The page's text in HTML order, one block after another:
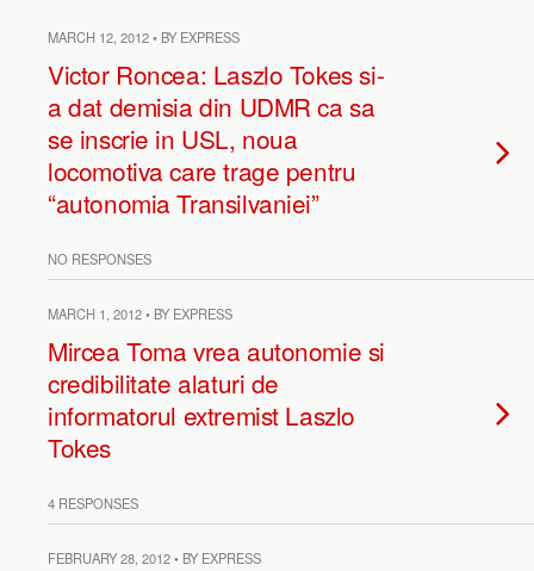
MARCH 12, 2012 • BY EXPRESS
Victor Roncea: Laszlo Tokes si-
a dat demisia din UDMR ca sa
se inscrie in USL, noua
locomotiva care trage pentru
“autonomia Transilvaniei”
NO RESPONSES
MARCH 1, 2012 • BY EXPRESS
Mircea Toma vrea autonomie si
credibilitate alaturi de
informatorul extremist Laszlo
Tokes
4 RESPONSES
FEBRUARY 28, 2012 • BY EXPRESS